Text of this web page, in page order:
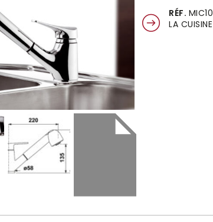
RÉF.
LA CUISINE